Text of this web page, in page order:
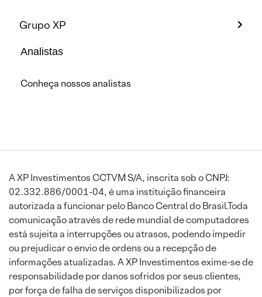
Grupo XP
Analistas
Conheça nossos analistas
A XP Investimentos CCTVM S/A, inscrita sob o CNPJ:
02.332.886/0001-04, é uma instituição financeira
autorizada a funcionar pelo Banco Central do Brasil.Toda
comunicação através de rede mundial de computadores
está sujeita a interrupções ou atrasos, podendo impedir
ou prejudicar o envio de ordens ou a recepção de
informações atualizadas. A XP Investimentos exime-se de
responsabilidade por danos sofridos por seus clientes,
por força de falha de serviços disponibilizados por